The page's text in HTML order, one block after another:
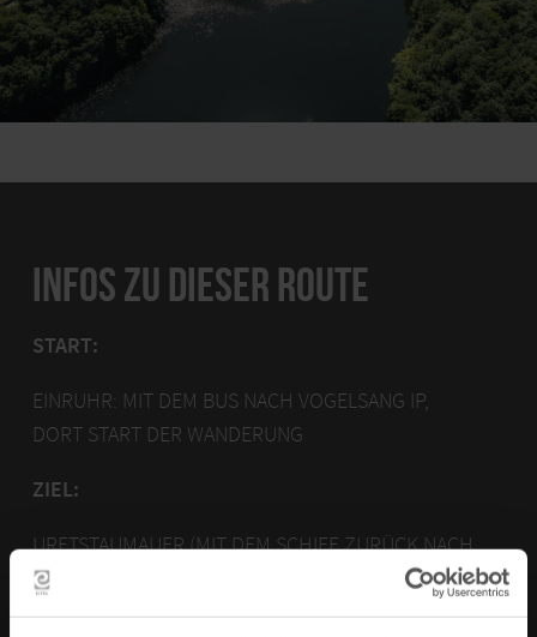
INFOS ZU DIESER ROUTE
START:
EINRUHR: MIT DEM BUS NACH VOGELSANG IP,
DORT START DER WANDERUNG
ZIEL:
URFTSTAUMAUER (MIT DEM SCHIFF ZURÜCK NACH
EINRUHR)